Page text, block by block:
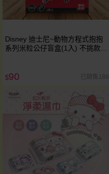
Disney 迪士尼~動物方程式抱抱
系列米粒公仔盲盒(1入) 不挑款／
$90 已銷售186